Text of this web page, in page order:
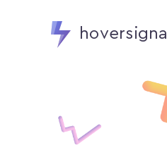
hoversignal